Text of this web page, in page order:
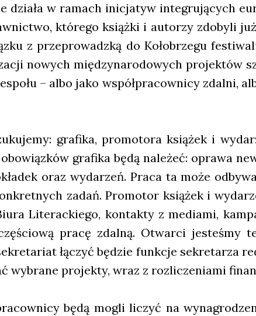
dzia­ła w ramach ini­cja­tyw inte­gru­ją­cych
któ­re­go książ­ki i auto­rzy zdo­by­li
z prze­pro­wadz­ką do Koło­brze­gu
nowych mię­dzy­na­ro­do­wych pro­jek­tów
– albo jako współ­pra­cow­ni­cy zdal­ni,
gra­fi­ka, pro­mo­to­ra ksią­żek i
gra­fi­ka będą nale­żeć: opra­wa
oraz wyda­rzeń. Pra­ca ta może
zadań. Pro­mo­tor ksią­żek i
Lite­rac­kie­go, kon­tak­ty z media­mi,
pra­cę zdal­ną. Otwar­ci jeste­śmy
łączyć będzie funk­cje sekre­ta­rza
wybra­ne pro­jek­ty, wraz z roz­li­cze­nia­mi
będą mogli liczyć na